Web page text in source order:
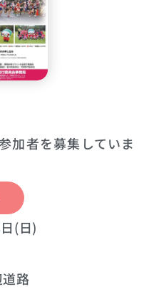
加者を募集していま
(日)
道路